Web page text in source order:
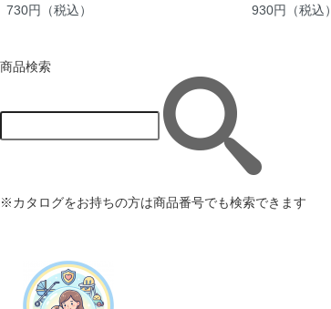
730円（税込）
930円（税込）
商品検索
※カタログをお持ちの方は商品番号でも検索できます